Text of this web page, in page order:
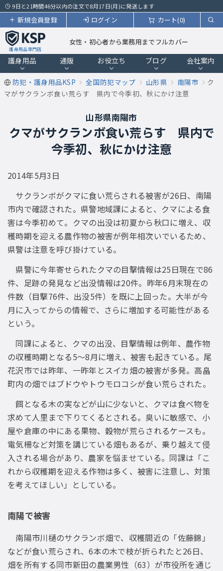
9日と21時間46分以内の注文で8月17日(月)に発送します
カート(0)
ログイン
新規会員登録
護身用品専門店
女性・初心者から業務用までフルカバー
護身用品 通販 お役立ち ブログ 会社案内
防犯・護身用品KSP 全国防犯マップ 山形県 南陽市
ク
マがサクランボ食い荒らす 県内で今季初、秋にかけ注意
山形県南陽市
クマがサクランボ食い荒らす 県内で
今季初、秋にかけ注意
2014年5月3日
サクランボがクマに食い荒らされる被害が26日、南陽
市内で確認された。県警地域課によると、クマによる食
害は今季初めて。クマの出没は初夏から秋口に増え、収
穫時期を迎える農作物の被害が例年相次いでいるため、
県警は注意を呼び掛けている。
県警に今年寄せられたクマの目撃情報は25日現在で86
件、足跡の発見など出没情報は20件。昨年6月末現在の
件数（目撃76件、出没5件）を既に上回った。大半が今
月に入ってからの情報で、さらに増加する可能性がある
という。
同課によると、クマの出没、目撃情報は例年、農作物
の収穫時期となる5〜8月に増え、被害も起きている。尾
花沢市では昨年、一昨年とスイカ畑の被害が多発。高畠
町内の畑ではブドウやトウモロコシが食い荒らされた。
餌となる木の実などが山に少ないと、クマは食べ物を
求めて人里まで下りてくるとされる。臭いに敏感で、小
屋や倉庫の中にある果物、穀物が荒らされるケースも。
電気柵など対策を講じている畑もあるが、乗り越えて侵
入される場合があり、農家を悩ませている。同課は「こ
れから収穫期を迎える作物は多く、被害に注意し、対策
を考えてほしい」としている。
南陽で被害
南陽市川樋のサクランボ畑で、収穫間近の「佐藤錦」
などが食い荒らされ、6本の木で枝が折られたと26日、
畑を所有する同市新田の農業男性（63）が市役所を通じ